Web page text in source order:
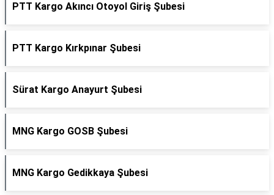
PTT Kargo Akıncı Otoyol Giriş Şubesi
PTT Kargo Kırkpınar Şubesi
Sürat Kargo Anayurt Şubesi
MNG Kargo GOSB Şubesi
MNG Kargo Gedikkaya Şubesi